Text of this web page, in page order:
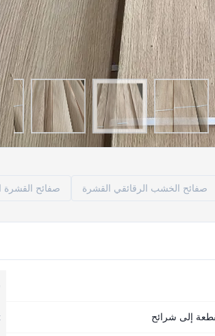
صفائح الخشب الرقائقي القشرة صفائح القشرة
إلى شرائح